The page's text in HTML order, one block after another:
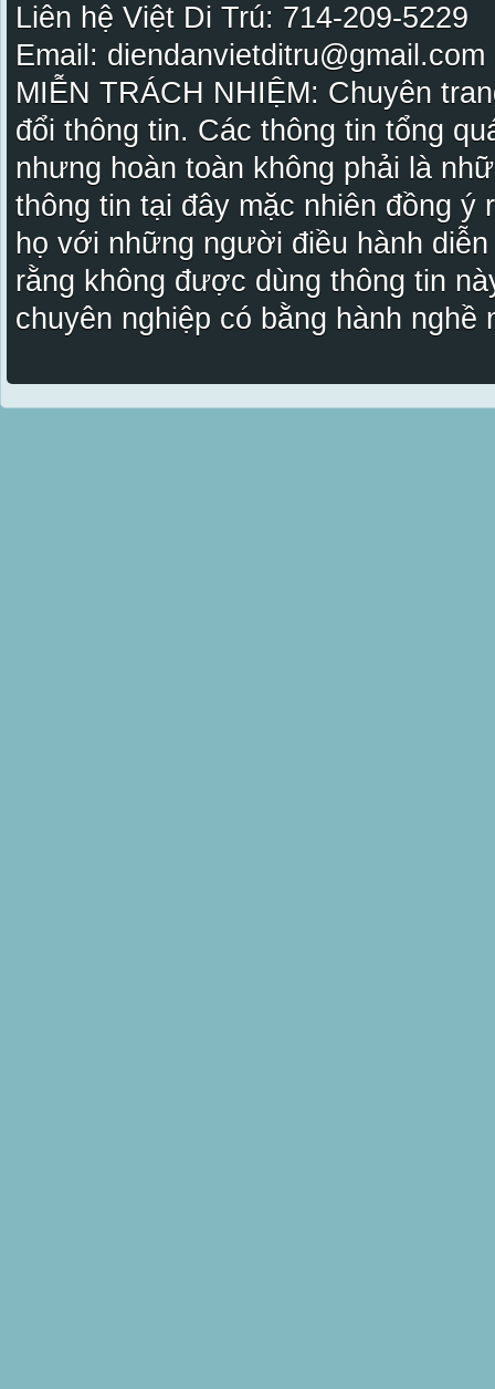
Liên hệ Việt Di Trú: 714-209-5229
Email:
MIỄN TRÁCH NHIỆM: Chuyên
đổi thông tin. Các thông tin tổng
nhưng hoàn toàn không phải là
thông tin tại đây mặc nhiên đồng ý
họ với những người điều hành
rằng không được dùng thông tin
chuyên nghiệp có bằng hành